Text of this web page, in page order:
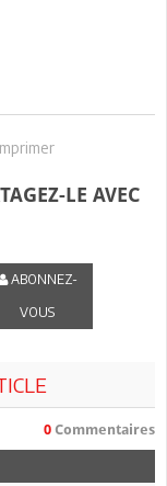
LE AVEC
ABONNEZ-
VOUS
0 Commentaires